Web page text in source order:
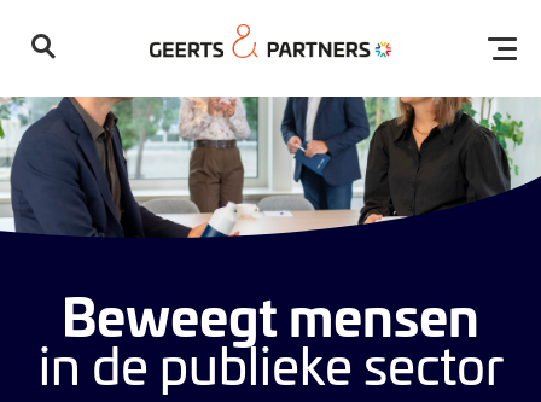
Geen resultaten gevonden
Beweegt mensen
in de publieke sector